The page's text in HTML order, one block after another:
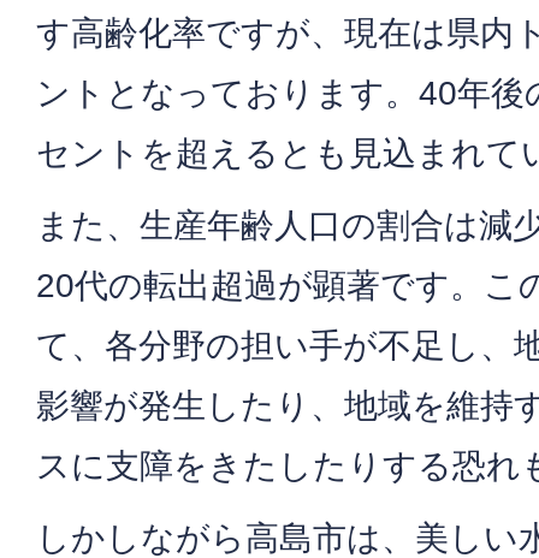
す高齢化率ですが、現在は県内
ントとなっております。40年
セントを超えるとも見込まれて
また、生産年齢人口の割合は減
20代の転出超過が顕著です。こ
て、各分野の担い手が不足し、
影響が発生したり、地域を維持
スに支障をきたしたりする恐れ
しかしながら高島市は、美しい